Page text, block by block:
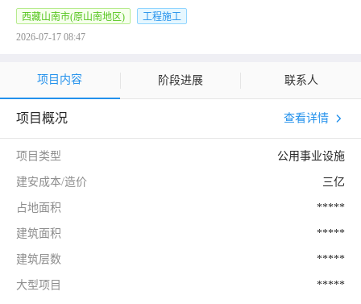
西藏山南市(原山南地区)
工程施工
2026-07-17 08:47
项目内容 阶段进展 联系人
项目概况 查看详情
项目类型 公用事业设施
建安成本/造价 三亿
占地面积 *****
建筑面积 *****
建筑层数 *****
大型项目 *****